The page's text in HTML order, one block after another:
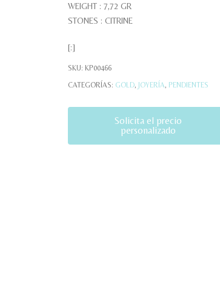
WEIGHT : 7,72 GR
STONES : CITRINE
[:]
SKU: KP00466
CATEGORÍAS: GOLD, JOYERÍA, PENDIENTES
Solicita el precio
personalizado